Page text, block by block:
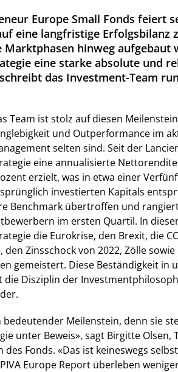
Europe Small Fonds feiert
eine langfristige Erfolgsbilanz
hinweg aufgebaut
eine starke absolute und
das Investment-Team
Team ist stolz auf diesen
und Outperformance im
selten sind. Seit der
eine annualisierte
erzielt, was in etwa einer
investierten Kapitals
Benchmark übertroffen und
im ersten Quartil. In
die Eurokrise, den Brexit, die
Zinsschock von 2022, Zölle
gemeistert. Diese Beständigkeit in
Disziplin der
bedeutender Meilenstein, denn sie
unter Beweis», sagt Birgitte Olsen,
Fonds. «Das ist keineswegs
Europe Report überleben